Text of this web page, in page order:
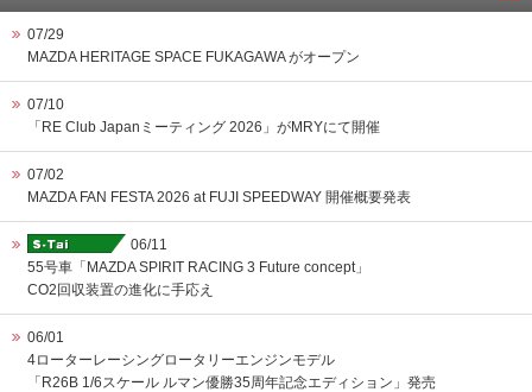
07/29
MAZDA HERITAGE SPACE FUKAGAWA がオープン
07/10
「RE Club Japanミーティング 2026」がMRYにて開催
07/02
MAZDA FAN FESTA 2026 at FUJI SPEEDWAY 開催概要発表
06/11
55号車「MAZDA SPIRIT RACING 3 Future concept」
CO2回収装置の進化に手応え
06/01
4ローターレーシングロータリーエンジンモデル
「R26B 1/6スケール ルマン優勝35周年記念エディション」発売